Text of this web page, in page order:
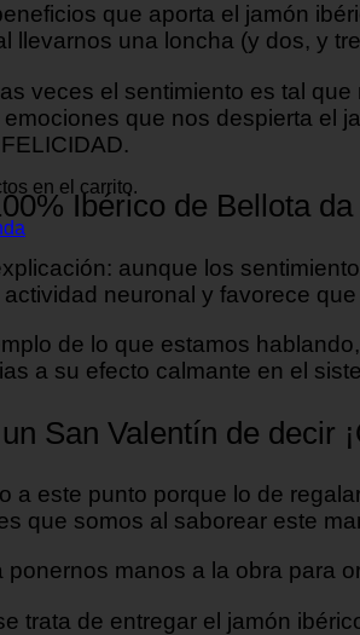
en el carrito.
que aporta el jamón
llevarnos una loncha (y dos, y
veces el sentimiento es tal
que nos despierta el
Ibérico de Bellota
aunque los
neuronal y favorece
de lo que estamos
a su efecto calmante en el
San Valentín de decir
a este punto porque lo de
que somos al saborear este
manos a la obra para
trata de entregar el jamón